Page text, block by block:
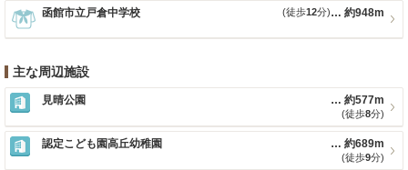
函館市立戸倉中学校 約948m
(徒歩12分)
主な周辺施設
見晴公園 約577m
(徒歩8分)
認定こども園高丘幼稚園 約689m
(徒歩9分)